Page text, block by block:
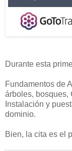
Durante esta
Fundamentos de
árboles, bosques,
Instalación y
dominio.
Bien, la cita es el